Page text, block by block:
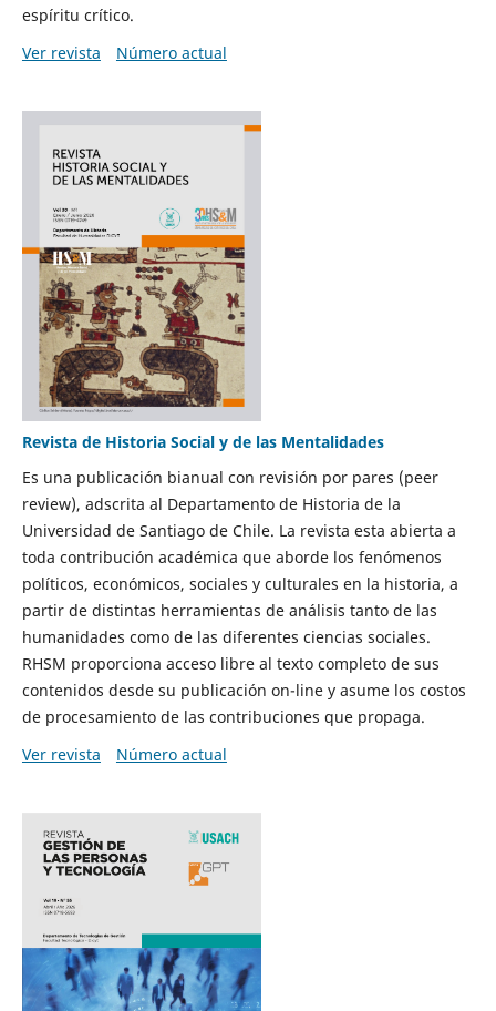
espíritu crítico.
Ver revista
Número actual
Revista de Historia Social y de las Mentalidades
Es una publicación bianual con revisión por pares (peer
review), adscrita al Departamento de Historia de la
Universidad de Santiago de Chile. La revista esta abierta a
toda contribución académica que aborde los fenómenos
políticos, económicos, sociales y culturales en la historia, a
partir de distintas herramientas de análisis tanto de las
humanidades como de las diferentes ciencias sociales.
RHSM proporciona acceso libre al texto completo de sus
contenidos desde su publicación on-line y asume los costos
de procesamiento de las contribuciones que propaga.
Ver revista
Número actual